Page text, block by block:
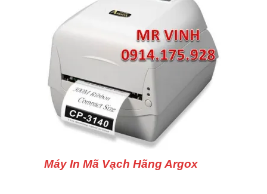
Máy In Mã Vạch Hãng Argox